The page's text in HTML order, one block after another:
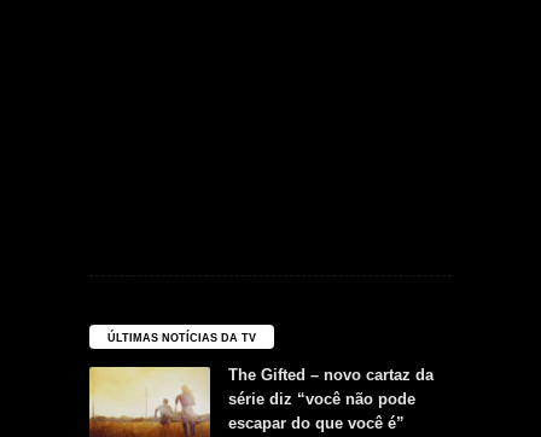
ÚLTIMAS NOTÍCIAS DA TV
The Gifted – novo cartaz da
série diz “você não pode
escapar do que você é”